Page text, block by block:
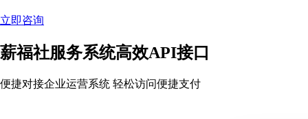
立即咨询
薪福社服务系统高效API接口
便捷对接企业运营系统 轻松访问便捷支付